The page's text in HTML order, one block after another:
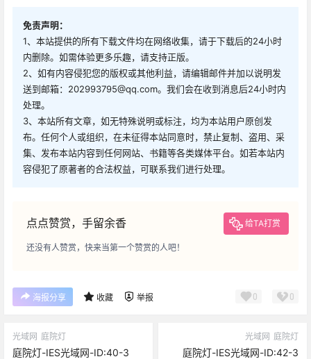
免责声明：
1、本站提供的所有下载文件均在网络收集，请于下载后的24小时
内删除。如需体验更多乐趣，请支持正版。
2、如有内容侵犯您的版权或其他利益，请编辑邮件并加以说明发
送到邮箱：202993795@qq.com。我们会在收到消息后24小时内
处理。
3、本站所有文章，如无特殊说明或标注，均为本站用户原创发
布。任何个人或组织，在未征得本站同意时，禁止复制、盗用、采
集、发布本站内容到任何网站、书籍等各类媒体平台。如若本站内
容侵犯了原著者的合法权益，可联系我们进行处理。
点点赞赏，手留余香 给TA打赏
还没有人赞赏，快来当第一个赞赏的人吧！
海报分享 收藏 举报 0 0
光域网 庭院灯
庭院灯-IES光域网-ID:40-3
光域网 庭院灯
庭院灯-IES光域网-ID:42-3